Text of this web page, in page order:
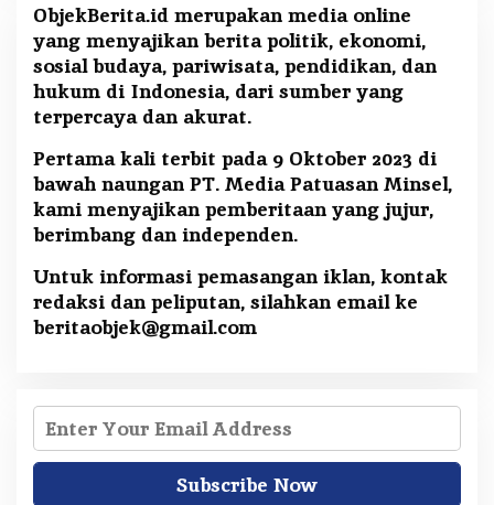
ObjekBerita.id merupakan media online
yang menyajikan berita politik, ekonomi,
sosial budaya, pariwisata, pendidikan, dan
hukum di Indonesia, dari sumber yang
terpercaya dan akurat.
Pertama kali terbit pada 9 Oktober 2023 di
bawah naungan PT. Media Patuasan Minsel,
kami menyajikan pemberitaan yang jujur,
berimbang dan independen.
Untuk informasi pemasangan iklan, kontak
redaksi dan peliputan, silahkan email ke
beritaobjek@gmail.com